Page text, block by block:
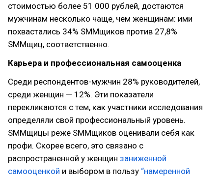
стоимостью более 51 000 рублей, достаются
мужчинам несколько чаще, чем женщинам: ими
похвастались 34% SMMщиков против 27,8%
SMMщиц, соответственно.
Карьера и профессиональная самооценка
Среди респондентов-мужчин 28% руководителей,
среди женщин — 12%. Эти показатели
перекликаются с тем, как участники исследования
определяли свой профессиональный уровень.
SMMщицы реже SMMщиков оценивали себя как
профи. Скорее всего, это связано с
распространенной у женщин заниженной
самооценкой и выбором в пользу “намеренной